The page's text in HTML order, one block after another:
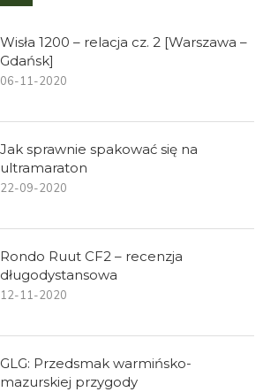
Wisła 1200 – relacja cz. 2 [Warszawa –
Gdańsk]
06-11-2020
Jak sprawnie spakować się na
ultramaraton
22-09-2020
Rondo Ruut CF2 – recenzja
długodystansowa
12-11-2020
GLG: Przedsmak warmińsko-
mazurskiej przygody